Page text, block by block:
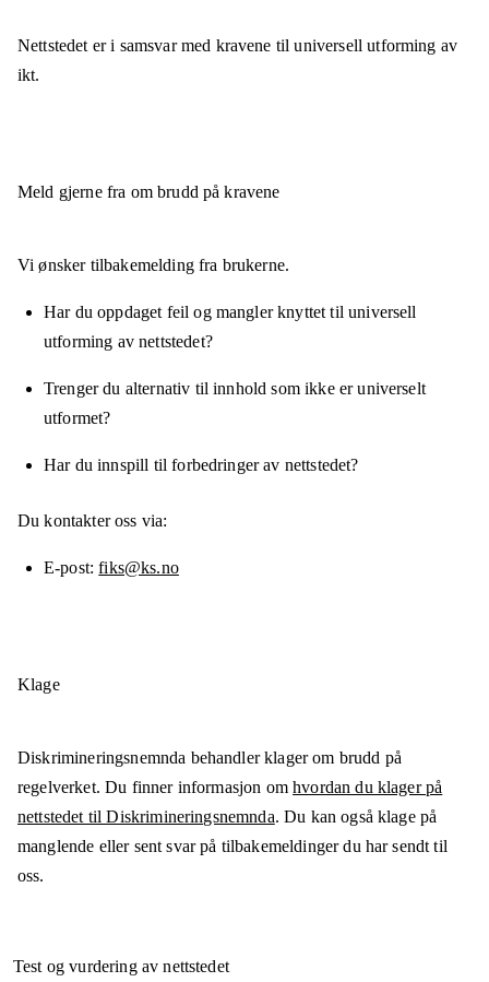
Nettstedet eri samsvarmed kravene til universell utforming av
ikt.
Meld gjerne fra om brudd på kravene
Vi ønsker tilbakemelding fra brukerne.
Har du oppdaget feil og mangler knyttet til universell
utforming av nettstedet?
Trenger du alternativ til innhold som ikke er universelt
utformet?
Har du innspill til forbedringer av nettstedet?
Du kontakter oss via:
E-post fiks@ks.no
Klage
Diskrimineringsnemnda behandler klager om brudd på
regelverket. Du finner informasjon omhvordan du klager på
nettstedet til Diskrimineringsnemnda. Du kan også klage på
manglende eller sent svar på tilbakemeldinger du har sendt til
oss.
Test og vurdering av nettstedet